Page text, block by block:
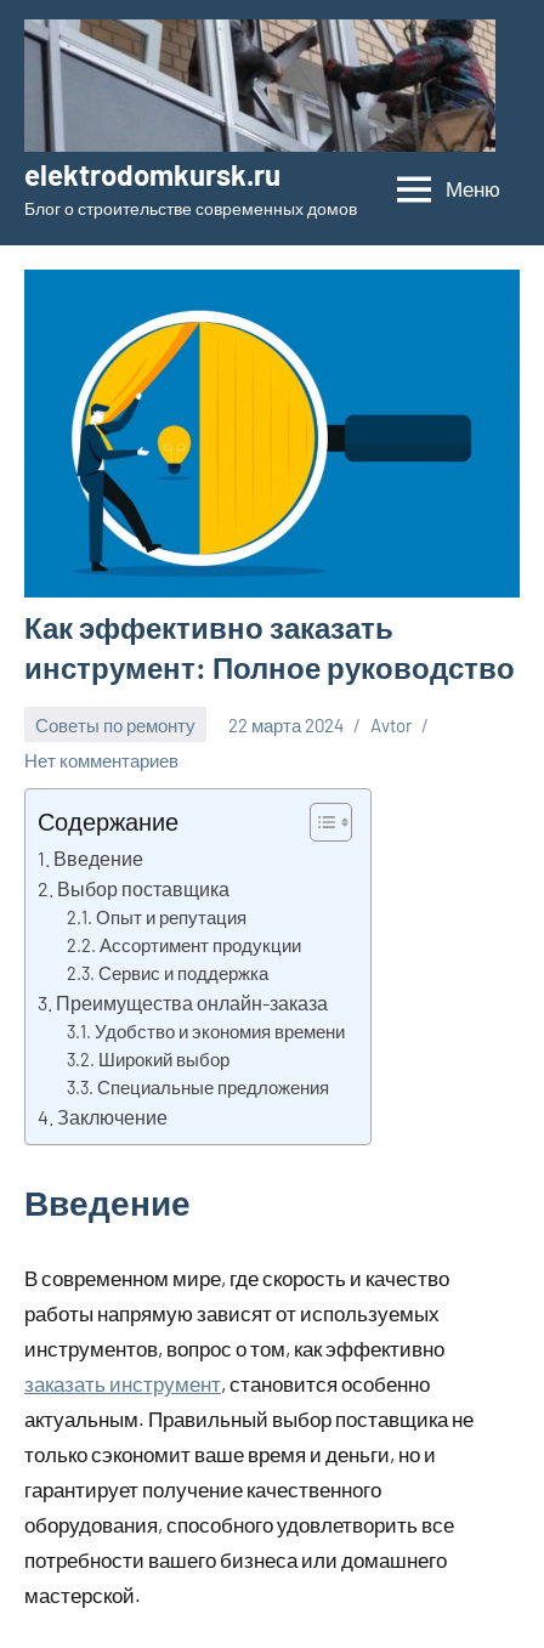
Перейти
содержимому
elektrodomkursk.ru
Блог о строительстве современных домов
Меню
Как эффективно заказать
инструмент: Полное руководство
Советы по ремонту 22 марта 2024
Avtor
Нет комментариев
Содержание
Введение
Выбор поставщика
Опыт и репутация
Ассортимент продукции
Сервис и поддержка
Преимущества онлайн-заказа
Удобство и экономия времени
Широкий выбор
Специальные предложения
Заключение
Введение
В современном мире, где скорость и качество
работы напрямую зависят от используемых
инструментов, вопрос о том, как эффективно
заказать инструмент, становится особенно
актуальным. Правильный выбор поставщика не
только сэкономит ваше время и деньги, но и
гарантирует получение качественного
оборудования, способного удовлетворить все
потребности вашего бизнеса или домашнего
мастерской.